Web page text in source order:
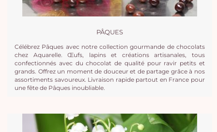
PÂQUES
Célébrez Pâques avec notre collection gourmande de chocolats
chez Aquarelle. Œufs, lapins et créations artisanales, tous
confectionnés avec du chocolat de qualité pour ravir petits et
grands. Offrez un moment de douceur et de partage grâce à nos
assortiments savoureux. Livraison rapide partout en France pour
une fête de Pâques inoubliable.